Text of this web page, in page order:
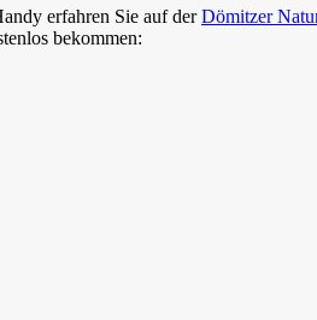
erfahren Sie auf derDömitzer
bekommen: